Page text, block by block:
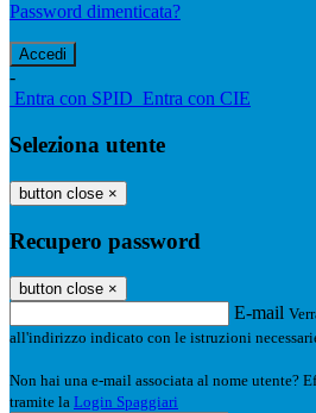
Password dimenticata?
-
Entra con SPID Entra con CIE
Seleziona utente
button close ×
Recupero password
button close ×
E-mail
all'indirizzo indicato con le istruzioni
Non hai una e-mail associata al nome utente?
tramite la Login Spaggiari